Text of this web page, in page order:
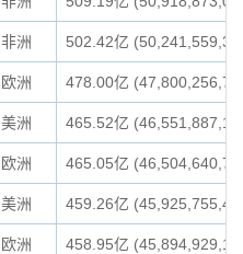
非洲 502.42亿
欧洲 478.00亿
美洲 465.52亿
欧洲 465.05亿
美洲 459.26亿
欧洲 458.95亿